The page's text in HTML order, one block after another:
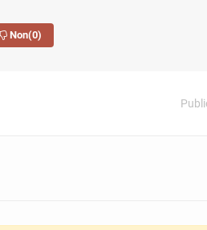
Non(0)